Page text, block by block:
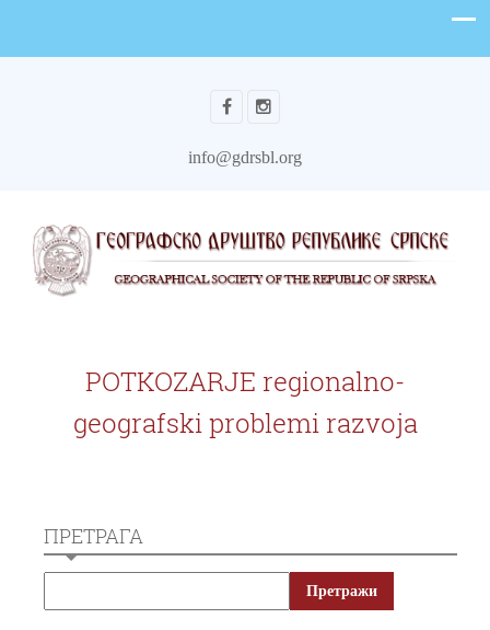
info@gdrsbl.org
POTKOZARJE regionalno-
geografski problemi razvoja
ПРЕТРАГА